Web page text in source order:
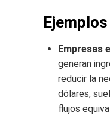
Empresas
generan
reducir la
dólares,
flujos